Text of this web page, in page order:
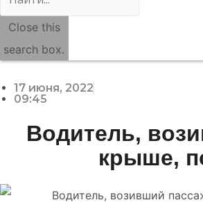
Close this
search box.
17 июня, 2022
09:45
Водитель,
крыше,